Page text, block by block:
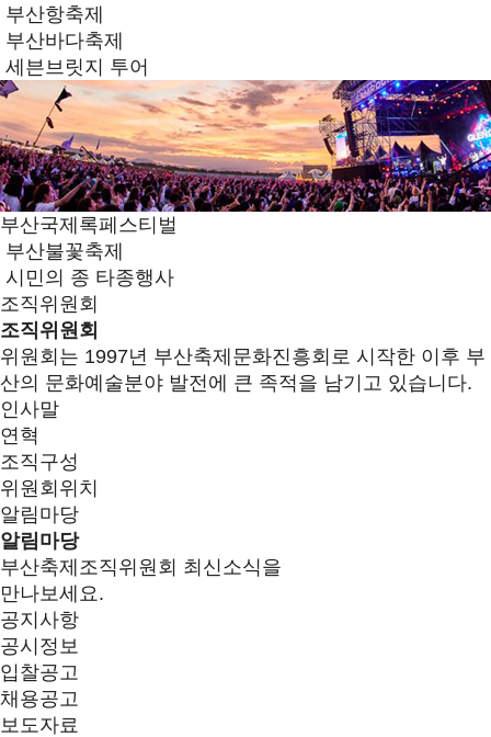
부산항축제
부산바다축제
세븐브릿지 투어
부산국제록페스티벌
부산불꽃축제
시민의 종 타종행사
조직위원회
조직위원회
위원회는 1997년 부산축제문화진흥회로 시작한 이후 부
산의 문화예술분야 발전에 큰 족적을 남기고 있습니다.
인사말
연혁
조직구성
위원회위치
알림마당
알림마당
부산축제조직위원회 최신소식을
만나보세요.
공지사항
공시정보
입찰공고
채용공고
보도자료